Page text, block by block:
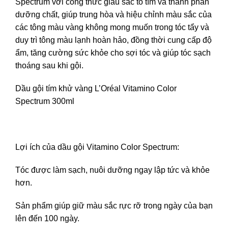
dưỡng chất, giúp trung hòa và hiệu chỉnh màu sắc của
các tông màu vàng không mong muốn trong tóc tẩy và
duy trì tông màu lạnh hoàn hảo, đồng thời cung cấp độ
ẩm, tăng cường sức khỏe cho sợi tóc và giúp tóc sạch
thoáng sau khi gội.
Dầu gội tím khử vàng L’Oréal Vitamino Color
Spectrum 300ml
Lợi ích của dầu gội Vitamino Color Spectrum:
Tóc được làm sạch, nuôi dưỡng ngay lập tức và khỏe
hơn.
Sản phẩm giúp giữ màu sắc rực rỡ trong ngày của bạn
lên đến 100 ngày.